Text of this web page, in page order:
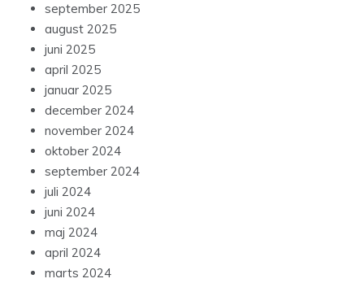
september 2025
august 2025
juni 2025
april 2025
januar 2025
december 2024
november 2024
oktober 2024
september 2024
juli 2024
juni 2024
maj 2024
april 2024
marts 2024